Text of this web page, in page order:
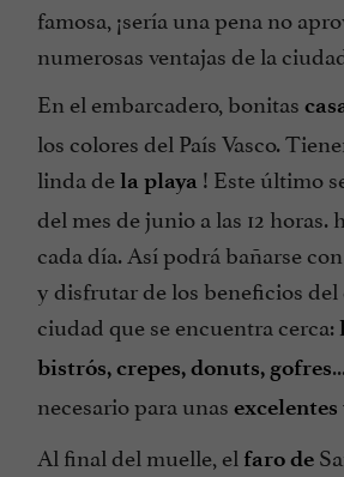
famosa, ¡sería una pena no
numerosas ventajas de la
En el embarcadero, bonitas
los colores del País Vasco.
linda dela playa ! Este último
del mes de junio a las 12 horas.
cada día. Así podrá bañarse
y disfrutar de los beneficios del
ciudad que se encuentra cerca:
bistrós, crepes, donuts, gofres
necesario para unas excelentes
Al final del muelle, el faro de